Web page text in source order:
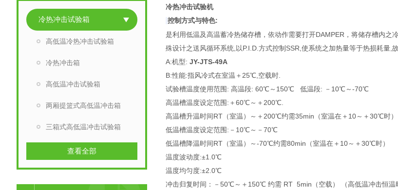
冷热冲击试验箱
高低温冷热冲击试验箱
冷热冲击箱
高低温冲击试验箱
两厢提篮式高低温冲击箱
三箱式高低温冲击试验箱
查看全部
冷热冲击试验机
控制方式与特色:
是利用低温及高温蓄冷热储存槽，依动作需要打开DAMPER，将储存槽内
殊设计之送风循环系统,以P.I.D.方式控制SSR,使系统之加热量等于热损耗量,
A:机型:JY-JTS-49A
B:性能:指风冷式在室温＋25℃,空载时.
试验槽温度使用范围: 高温段: 60℃～150℃ 低温段: －10℃～-70℃
高温槽温度设定范围:＋60℃～＋200℃.
高温槽升温时间RT（室温）～＋200℃约需35min（室温在＋10～＋30℃时）
低温槽温度设定范围:－10℃～－70℃
低温槽降温时间RT（室温）～-70℃约需80min（室温在＋10～＋30℃时）
温度波动度:±1.0℃
温度均匀度:±2.0℃
冲击归复时间：－50℃～＋150℃ 约需 RT 5min（空载） （高低温冲击恒温